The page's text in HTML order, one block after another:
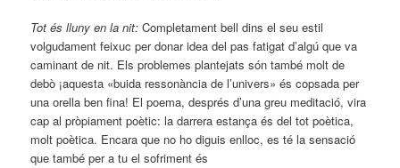
Tot és lluny en la nit:Completament bell dins el seu estil
volgudament feixuc per donar idea del pas fatigat d’algú que va
caminant de nit. Els problemes plantejats són també molt de
debò ¡aquesta «buida ressonància de l’univers» és copsada per
una orella ben fina! El poema, després d’una greu meditació, vira
cap al pròpiament poètic: la darrera estança és del tot poètica,
molt poètica. Encara que no ho diguis enlloc, es té la sensació
que també per a tu el sofriment és